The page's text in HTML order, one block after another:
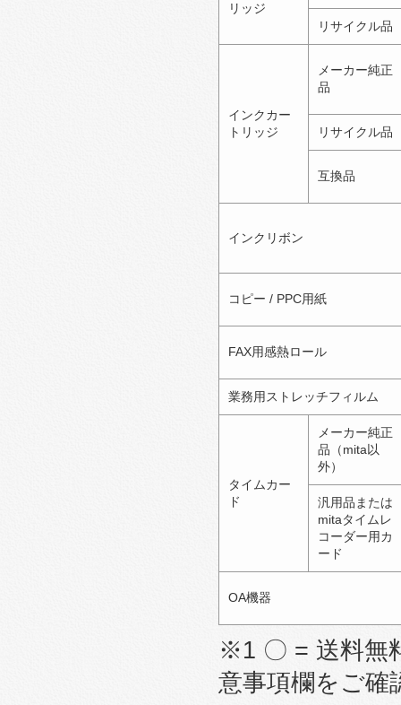
リッジ
リサイクル品
インクカー
トリッジ
メーカー純正
品
リサイクル品
互換品
インクリボン
コピー / PPC用紙
FAX用感熱ロール
業務用ストレッチフィルム
タイムカー
ド
メーカー純正
品（mita以
外）
汎用品または
mitaタイムレ
コーダー用カ
ード
OA機器
※1 〇 = 送料無
意事項欄をご確